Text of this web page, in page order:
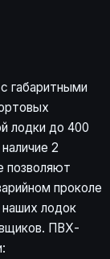
габаритными
лодки до 400
2
позволяют
проколе
лодок
ПВХ-